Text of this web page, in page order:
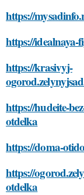
https://
https://idealnaya-
https://krasivyj-
https://hudeite-
otdelka
https://doma-
https://
otdelka